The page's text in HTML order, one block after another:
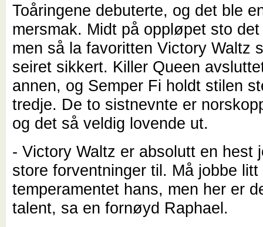
Toåringene debuterte, og det ble
mersmak. Midt på oppløpet sto
men så la favoritten Victory Waltz
seiret sikkert. Killer Queen
annen, og Semper Fi holdt stilen
tredje. De to sistnevnte er
og det så veldig lovende ut.
- Victory Waltz er absolutt en hest
store forventninger til. Må jobbe litt
temperamentet hans, men her er
talent, sa en fornøyd Raphael.